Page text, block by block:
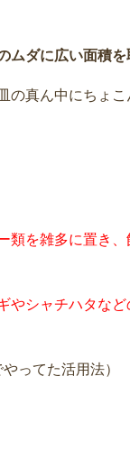
ムダに広い面積を
の真ん中にちょ
類を雑多に置き
やシャチハタな
ってた活用法）